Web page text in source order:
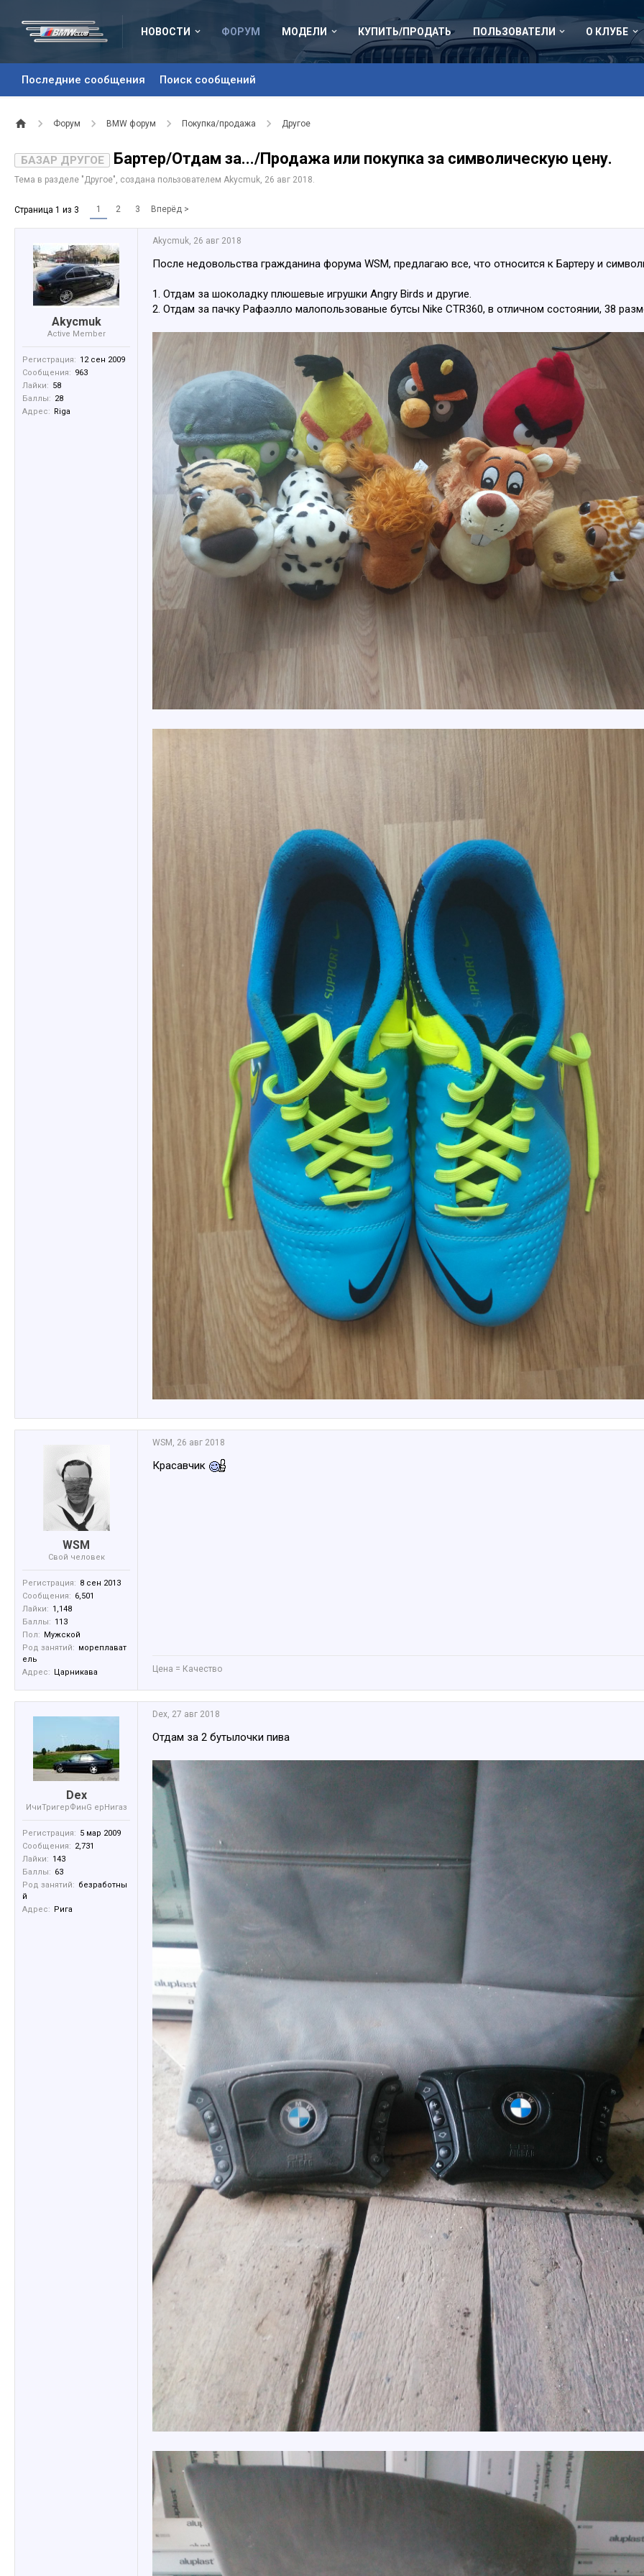
НОВОСТИ ФОРУМ
Последние сообщения Поиск сообщений
МОДЕЛИ КУПИТЬ/ПРОДАТЬ ПОЛЬЗОВАТЕЛИ О КЛУБЕ
Форум BMW форум Покупка/продажа Другое
БАЗАР ДРУГОЕ Бартер/Отдам за.../Продажа или покупка за символическую цену.
Тема в разделе "Другое", создана пользователем Akycmuk, 26 авг 2018.
Страница 1 из 3 1 2 3 Вперёд >
Akycmuk
Active Member
Регистрация: 12 сен 2009
Сообщения: 963
Лайки: 58
Баллы: 28
Адрес: Riga
Akycmuk, 26 авг 2018
После недовольства гражданина форума WSM, предлагаю все, что относится к Бартеру и
1. Отдам за шоколадку плюшевые игрушки Angry Birds и другие.
2. Отдам за пачку Рафаэлло малопользованые бутсы Nike CTR360, в отличном состоянии, 38
WSM
Свой человек
Регистрация: 8 сен 2013
Сообщения: 6,501
Лайки: 1,148
Баллы: 113
Пол:
Мужской
Род занятий: мореплават
ель
Адрес:
Царникава
WSM , 26 авг 2018
Красавчик
Цена = Качество
Dex
ИчиТригерФинG ерНигаз
Регистрация: 5 мар 2009
Сообщения: 2,731
Лайки: 143
Баллы: 63
Род занятий: безработны
й
Адрес:
Рига
Dex, 27 авг 2018
Отдам за 2 бутылочки пива